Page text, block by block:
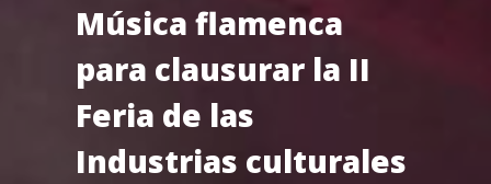
Música flamenca
para clausurar la II
Feria de las
Industrias culturales